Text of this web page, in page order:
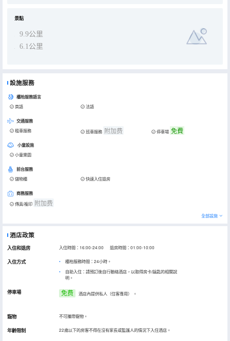
景點
9.9公里
6.1公里
設施服務
櫃枱服務語言
英語 法語
交通服務
租車服務 班車服務 附加费 停車場 免費
小童設施
小童樂園
前台服務
儲物櫃 快速入住退房
商務服務
傳真/複印 附加费
全部設施
酒店政策
入住和退房 入住時間：16:00-24:00 退房時間：01:00-10:00
入住方式
櫃枱服務時間：24小時。
自助入住：請預訂後自行聯絡酒店，以取得房卡/鑰匙的相關說
明。
停車場 免费 酒店內提供私人（住客專用） 。
寵物 不可攜帶寵物。
年齡限制 22歲以下的房客不得在沒有家長或監護人的情況下入住酒店。